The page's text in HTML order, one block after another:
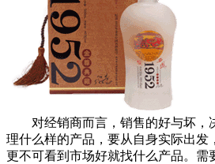
对经销商而言，销售的好与坏，决
理什么样的产品，要从自身实际出发
更不可看到市场好就找什么产品。需